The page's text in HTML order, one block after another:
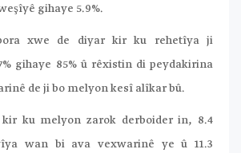
gihaye 5.9%.
xwe de diyar kir ku rehetîya ji
gihaye 85% û rêxistin di peydakirina
de ji bo melyon kesî alîkar bû.
ku melyon zarok derboider in, 8.4
wan bi ava vexwarinê ye û 11.3